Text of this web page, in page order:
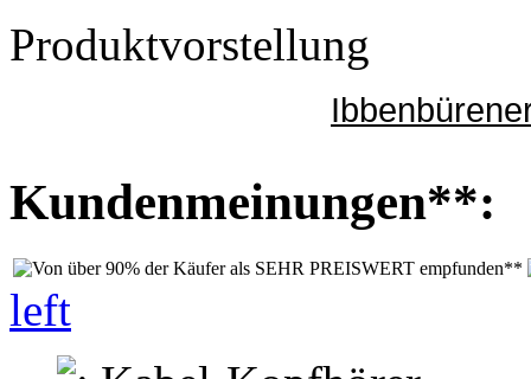
Produktvorstellung
Kundenmeinungen**:
left